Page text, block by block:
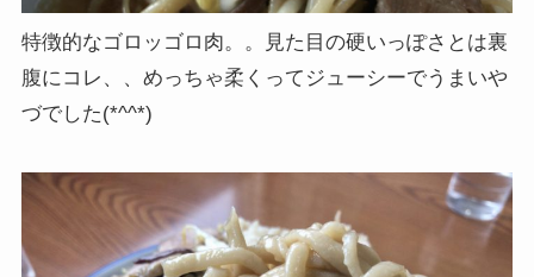
特徴的なゴロッゴロ肉。。見た目の硬いっぽさとは裏
腹にコレ、、めっちゃ柔くってジューシーでうまいや
づでした(*^^*)